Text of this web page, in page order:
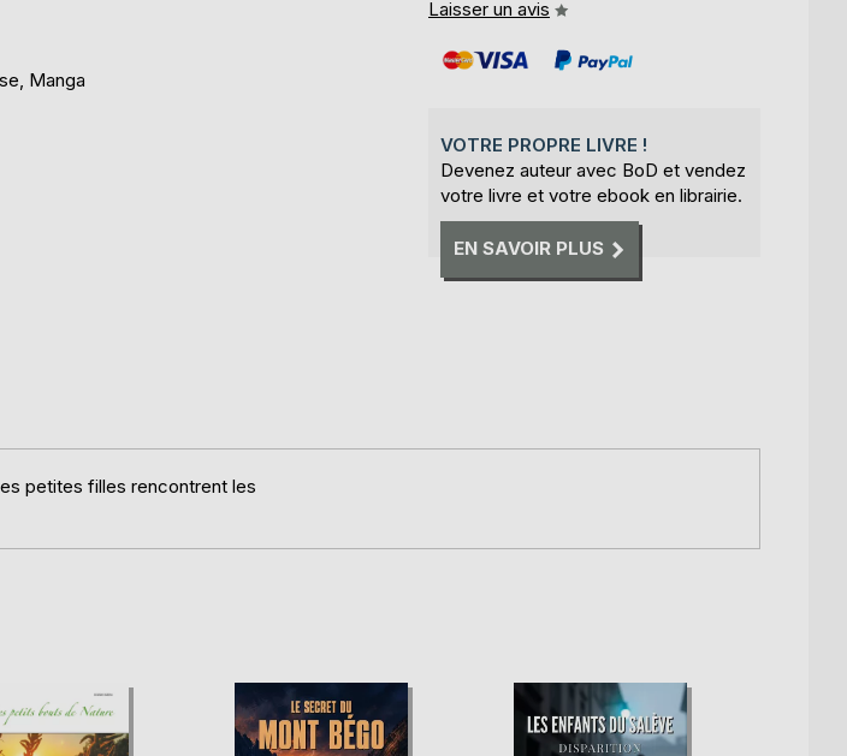
Manga
Laisser un avis
VOTRE PROPRE LIVRE !
Devenez auteur avec BoD et vendez
votre livre et votre ebook en librairie.
EN SAVOIR PLUS
petites filles rencontrent les